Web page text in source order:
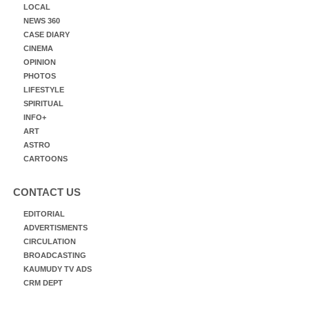
LOCAL
NEWS 360
CASE DIARY
CINEMA
OPINION
PHOTOS
LIFESTYLE
SPIRITUAL
INFO+
ART
ASTRO
CARTOONS
CONTACT US
EDITORIAL
ADVERTISMENTS
CIRCULATION
BROADCASTING
KAUMUDY TV ADS
CRM DEPT